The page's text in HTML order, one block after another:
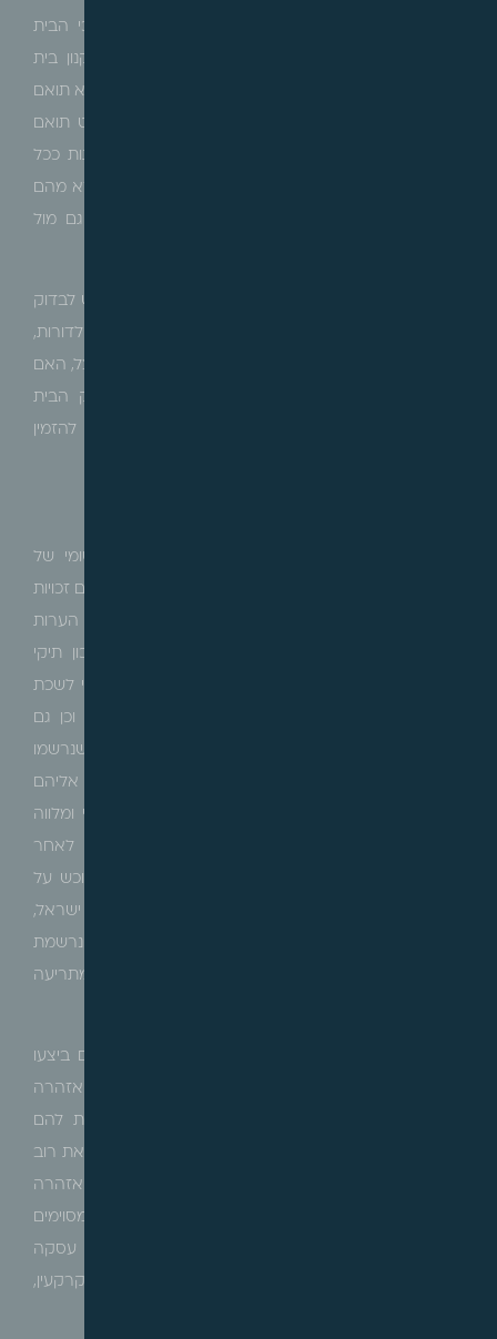
הנכס. בדירות בבתים משותפים יש להוציא את מסמכי הבית
המשותף הכוללים תשריט בית משותף, נסח טאבו ותקנון בית
משותף. יש לבדוק את תשריט הבית המשותף ולוודא שהוא תואם
את הקיים בפועל, לוודא שמיקום הדירה בבניין בתשריט תואם
את מיקומה הפיזי וכן לבדוק האם החניות/ מחסנים /גגות ככל
וישנם, מוצמדים לדירה, ככל והם חלק מהממכר. יש לוודא מהם
הוראות תקנון הבית המשותף ולבצע בדיקה מתאימה גם מול
בדירה אשר מוחכרת מרשות מקרקעי ישראל (רמ"י), יש לבדוק
את הסכם החכירה, את תנאיו, האם מדובר בחכירה לדורות,
האם מדובר בחכירה מהוונת, את זכויות הבנייה שניתן לנצל, האם
ההצמדות המפורטות זהות להצמדות המפורטת בתיק הבית
המשותף, האם קיימות הגבלות העברה/הורשה וכו' וכן להזמין
לאחר זיהוי בעלי הזכויות בנכס, ובדיקת המצב הרישומי של
הנכס, יש לבדוק את מצבו המשפטי של הנכס, לבדוק האם זכויות
המוכר בנכס הן בבעלות מלאה או חלקית, לבדוק קיום הערות
אזהרה, חובות או שעבודים או משכונות בדירה, משכון תיקי
הוצאה לפועל, צווים וכו'. בדיקה זו מומלץ לבצע ברישומי לשכת
הרישום, ברשות מקרקעי ישראל ו/או חברה משכנת וכן גם
ברישומי רשם המשכונות/החברות, שכן ייתכנו רישומים שנרשמו
ברשם המשכונות/החברות שנוגעים לנכס ויש להתייחס אליהם
במסגרת העסקה.יודגש, כי החלק המשפטי הוא מרכזי ומלווה
את הצדדים לכל אורך העסקה. במרבית העסקאות, לאחר
החתימה על הסכם תירשם הערת אזהרה לטובת הרוכש על
זכויות המוכר בלשכת רישום המקרקעין/במנהל מקרקעי ישראל,
לפי העניין. הערת אזהרה היא פעולה משפטית הנרשמת
במרשמי המקרקעין וכשמה כן היא, מזהירה צדדי ג' ומתריעה
הונאות נפוצות לצערנו, נוגעות למקרים בהם בעלי נכסים ביצעו
מכירה כפולה של אותו נכס למספר רוכשים. הערת אזהרה
משמשת כתמרור אזהרה לרוכשים מאוחרים, ומשקפת להם
שכבר נחתמה וקיימת עסקה קודמת בנכס, ובכך מונעת את רוב
רובם של תרחישים מסוג זה. בנוסף רישום הערת אזהרה
מעניקה לרוכש הנכס זכות מעין קניינית, אשר במקרים מסוימים
גוברת על זכות מעקל מאוחר בזמן ו/או על מבצע עסקה
מאוחרת, כך שבמקרה שיוטל עיקול על זכויות המוכר במקרקעין,